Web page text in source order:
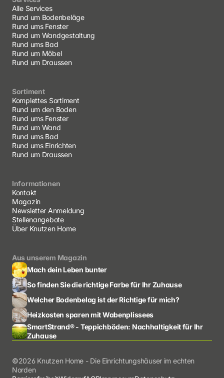
Alle Services
Rund um Bodenbeläge
Rund ums Fenster
Rund um Wandgestaltung
Rund ums Bad
Rund um Möbel
Rund um Draussen
Sortiment
Komplettes Sortiment
Rund um den Boden
Rund ums Fenster
Rund um Wand
Rund ums Bad
Rund ums Einrichten
Rund um Draussen
Informationen
Kontakt
Magazin
Newsletter Anmeldung
Stellenangebote
Über Knutzen Home
Aus unserem Magazin
Mach dein Leben bunter
So finden Sie die richtige Farbe für Ihr Zuhause
Welcher Bodenbelag ist der Richtige für mich?
Heizkosten sparen mit Wabenplissees
SmartStrand® - Teppichböden: Nachhaltigkeit für Ihr
Zuhause
©2026 Knutzen Home - Die Einrichtungshäuser im echten
Norden